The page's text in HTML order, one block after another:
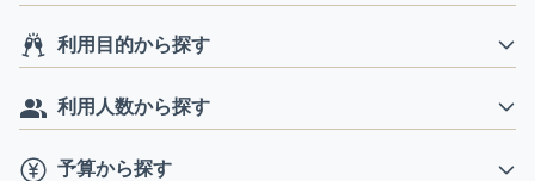
利用目的から探す
利用人数から探す
予算から探す